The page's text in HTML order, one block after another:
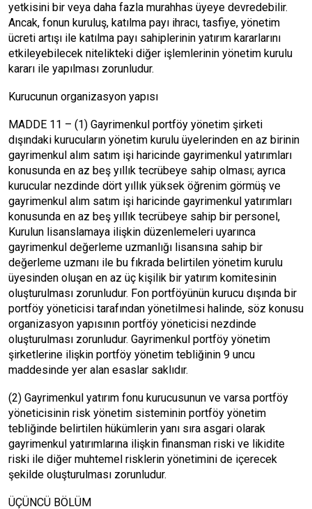
yetkisini bir veya daha fazla murahhas üyeye devredebilir.
Ancak, fonun kuruluş, katılma payı ihracı, tasfiye, yönetim
ücreti artışı ile katılma payı sahiplerinin yatırım kararlarını
etkileyebilecek nitelikteki diğer işlemlerinin yönetim kurulu
kararı ile yapılması zorunludur.
Kurucunun organizasyon yapısı
MADDE 11 – (1) Gayrimenkul portföy yönetim şirketi
dışındaki kurucuların yönetim kurulu üyelerinden en az birinin
gayrimenkul alım satım işi haricinde gayrimenkul yatırımları
konusunda en az beş yıllık tecrübeye sahip olması; ayrıca
kurucular nezdinde dört yıllık yüksek öğrenim görmüş ve
gayrimenkul alım satım işi haricinde gayrimenkul yatırımları
konusunda en az beş yıllık tecrübeye sahip bir personel,
Kurulun lisanslamaya ilişkin düzenlemeleri uyarınca
gayrimenkul değerleme uzmanlığı lisansına sahip bir
değerleme uzmanı ile bu fıkrada belirtilen yönetim kurulu
üyesinden oluşan en az üç kişilik bir yatırım komitesinin
oluşturulması zorunludur. Fon portföyünün kurucu dışında bir
portföy yöneticisi tarafından yönetilmesi halinde, söz konusu
organizasyon yapısının portföy yöneticisi nezdinde
oluşturulması zorunludur. Gayrimenkul portföy yönetim
şirketlerine ilişkin portföy yönetim tebliğinin 9 uncu
maddesinde yer alan esaslar saklıdır.
(2) Gayrimenkul yatırım fonu kurucusunun ve varsa portföy
yöneticisinin risk yönetim sisteminin portföy yönetim
tebliğinde belirtilen hükümlerin yanı sıra asgari olarak
gayrimenkul yatırımlarına ilişkin finansman riski ve likidite
riski ile diğer muhtemel risklerin yönetimini de içerecek
şekilde oluşturulması zorunludur.
ÜÇÜNCÜ BÖLÜM